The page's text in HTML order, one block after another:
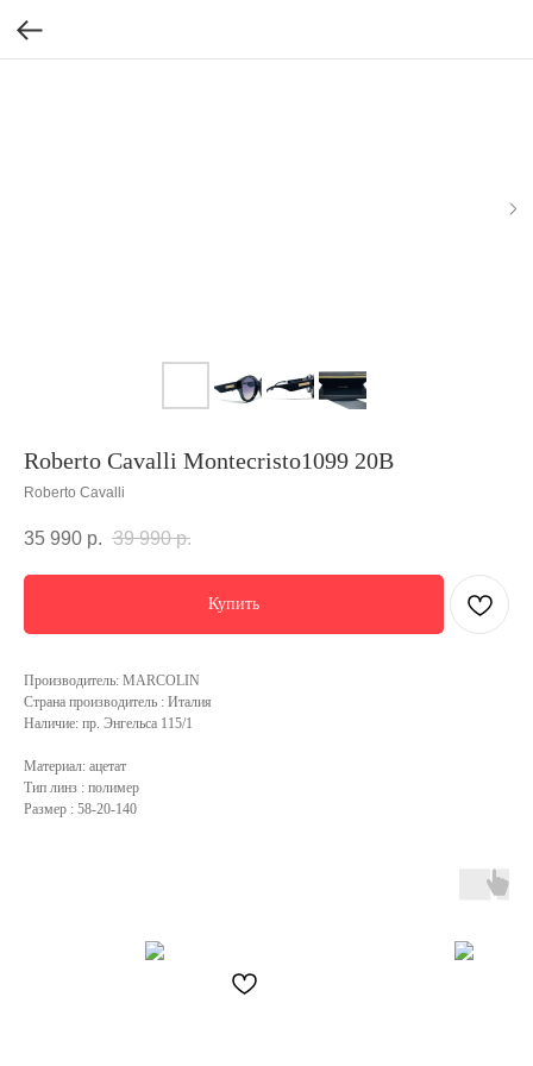
Roberto Cavalli Montecristo1099 20B
Roberto Cavalli
35 990 р. 39 990 р.
Купить
Производитель: MARCOLIN
Страна производитель : Италия
Наличие: пр. Энгельса 115/1
Материал: ацетат
Тип линз : полимер
Размер : 58-20-140